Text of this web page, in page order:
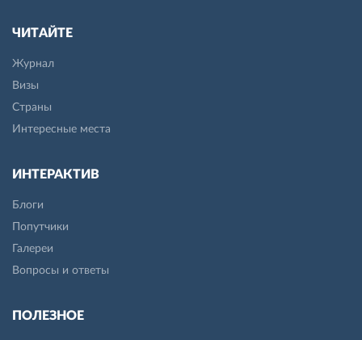
ЧИТАЙТЕ
Журнал
Визы
Страны
Интересные места
ИНТЕРАКТИВ
Блоги
Попутчики
Галереи
Вопросы и ответы
ПОЛЕЗНОЕ